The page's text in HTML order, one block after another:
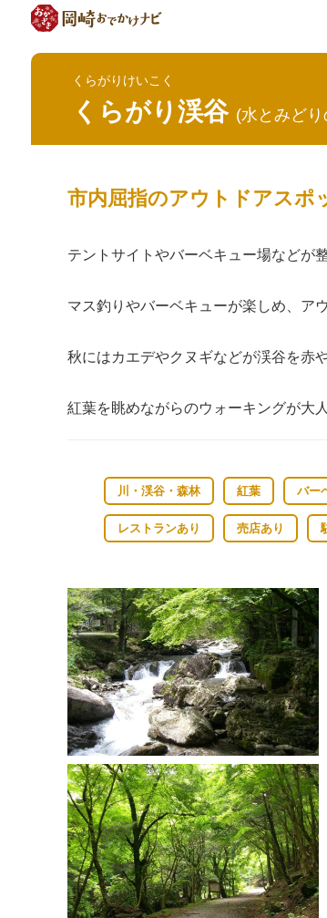
くらがりけいこく
くらがり渓谷 (水とみど
市内屈指のアウトドアスポ
テントサイトやバーベキュー場などが
マス釣りやバーベキューが楽しめ、ア
秋にはカエデやクヌギなどが渓谷を赤
紅葉を眺めながらのウォーキングが大人
川・渓谷・森林 紅葉 バー
レストランあり 売店あり